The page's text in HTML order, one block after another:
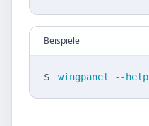
Beispiele
$ wingpanel --help